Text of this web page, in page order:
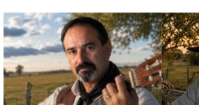
intensa historia de amor. La música
Rachmaninov acompaña la puesta y
escena, potenciando el clima
que invita a reflexionar sobre el
emoción del último encuentro con